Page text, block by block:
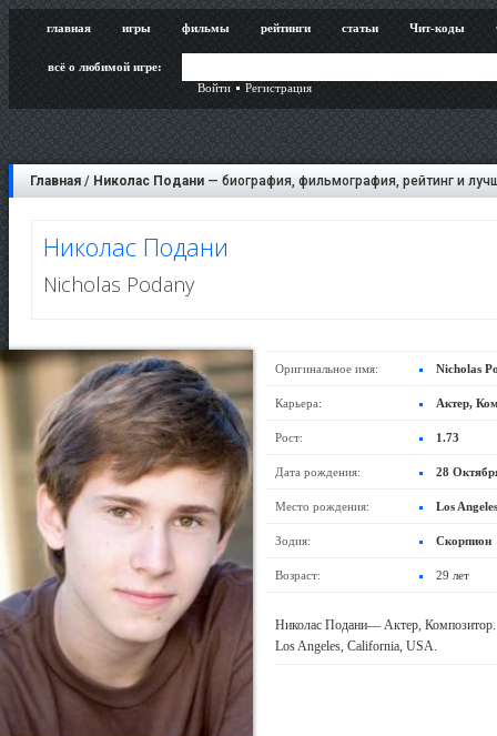
главная игры фильмы рейтинги статьи Чит-коды
всё о любимой игре:
Войти
Регистрация
Главная / Николас Подани — биография, фильмография, рейтинг и
Николас Подани
Nicholas Podany
Оригинальное имя: Nicholas
Карьера: Актер,
Рост: 1.73
Дата рождения: 28
Место рождения: Los
Зодия: Скорпион
Возраст: 29 лет
Николас Подани— Актер,
Los Angeles, California, USA.